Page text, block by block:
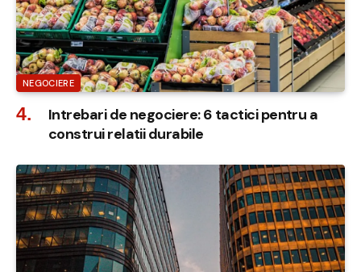
NEGOCIERE
Intrebari de negociere: 6 tactici pentru a
construi relatii durabile